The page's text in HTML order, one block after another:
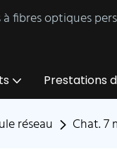
fibres optiques
Prestations
réseau Chat. 7